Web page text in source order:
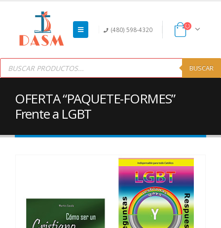
(480) 598-4320
Products
search BUSCAR
OFERTA “PAQUETE-FORMES”
Frente a LGBT